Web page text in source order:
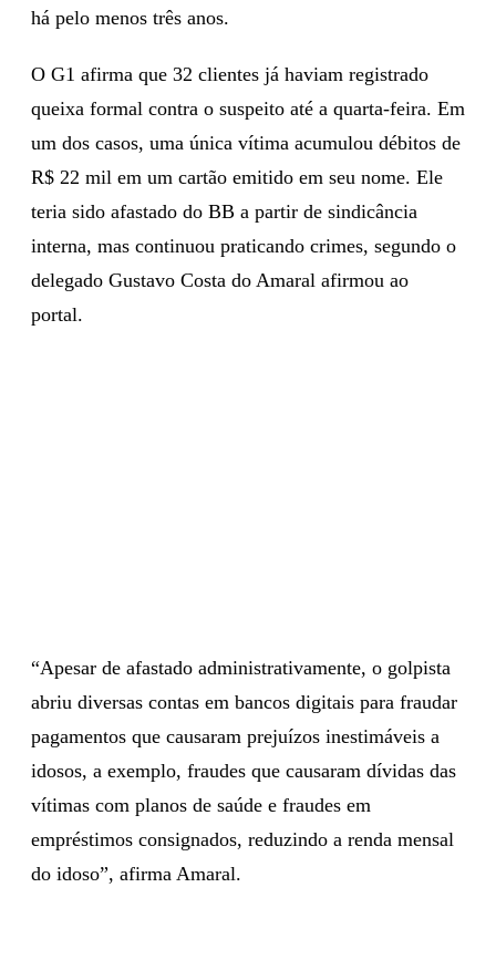
há pelo menos três anos.
O G1 afirma que 32 clientes já haviam registrado
queixa formal contra o suspeito até a quarta-feira. Em
um dos casos, uma única vítima acumulou débitos de
R$ 22 mil em um cartão emitido em seu nome. Ele
teria sido afastado do BB a partir de sindicância
interna, mas continuou praticando crimes, segundo o
delegado Gustavo Costa do Amaral afirmou ao
portal.
“Apesar de afastado administrativamente, o golpista
abriu diversas contas em bancos digitais para fraudar
pagamentos que causaram prejuízos inestimáveis a
idosos, a exemplo, fraudes que causaram dívidas das
vítimas com planos de saúde e fraudes em
empréstimos consignados, reduzindo a renda mensal
do idoso”, afirma Amaral.